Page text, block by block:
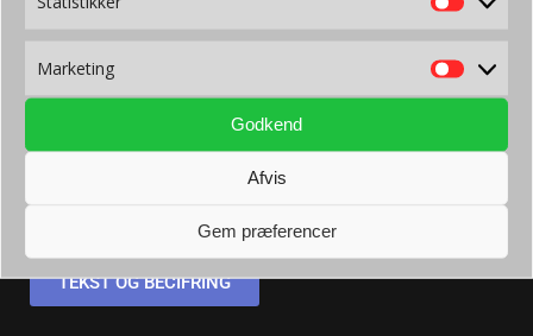
Marketing
Godkend
Afvis
Gem præferencer
TEKST OG BECIFRING